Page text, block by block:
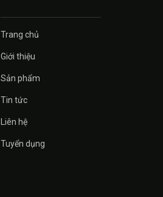
Trang chủ
Giới thiệu
Sản phẩm
Tin tức
Liên hệ
Tuyển dụng